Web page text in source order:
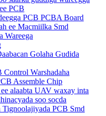
PCB
PCB PCBA Board
ee Macmiilka Smd
Wareega
Golaha Gudida
Warshadaha
Assemble Chip
alaabta UAV waxay inta
soo socda
Tignoolajiyada PCB Smd